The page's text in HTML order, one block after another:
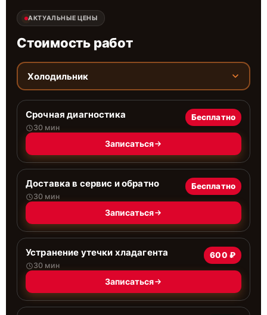
АКТУАЛЬНЫЕ ЦЕНЫ
Стоимость работ
Холодильник
Срочная диагностика
30 мин
Бесплатно
Записаться
Доставка в сервис и обратно
30 мин
Бесплатно
Записаться
Устранение утечки хладагента
30 мин
600 ₽
Записаться